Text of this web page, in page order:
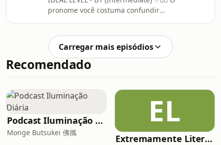
aprender vocabulário relacionado
com programas de talento.👉🏼 Este
episódio é ideal para alunos de nível
intermédio que querem aprender
port
pronome você costuma confundir
correto usá-lo? É rude dizer “você”?
Neste episódio vou falar sobre alguns
pontos de vista relacionados sobre
esta pequena palavra.👉🏼 Este
intermédio que querem aprender
português de simples através de
histórias.Would you
Carregar mais episódios
Recomendado
Podcast Iluminação Diária
Monge Butsukei 佛攜
EL
Extremamente Literário